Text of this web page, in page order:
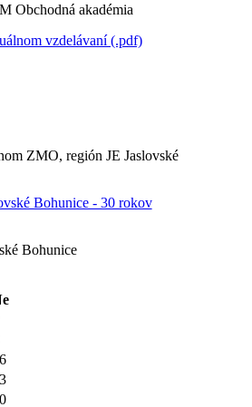
Obchodná akadémia
vzdelávaní (.pdf)
ZMO, región JE Jaslovské
Bohunice